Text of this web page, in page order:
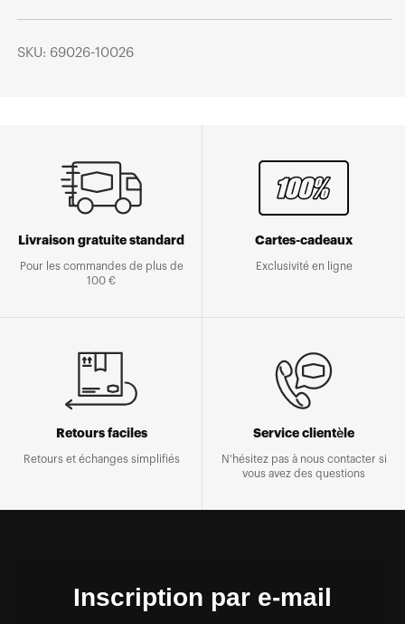
SKU: 69026-10026
Livraison gratuite standard
Pour les commandes de plus de
100 €
Cartes-cadeaux
Exclusivité en ligne
Retours faciles
Retours et échanges simplifiés
Service clientèle
N'hésitez pas à nous contacter si
vous avez des questions
Inscription par e-mail